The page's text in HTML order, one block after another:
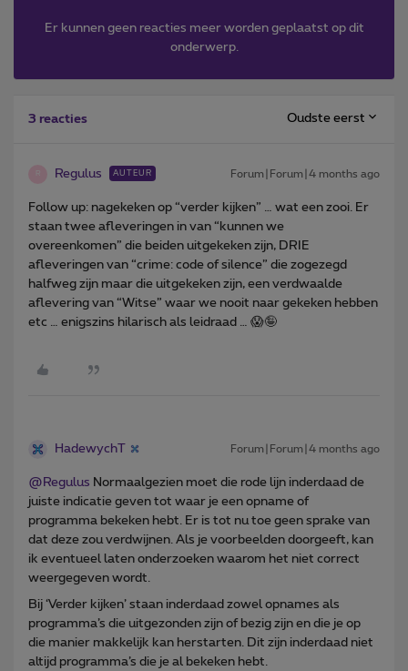
Er kunnen geen reacties meer worden geplaatst op dit
onderwerp.
3 reacties Oudste eerst
Regulus AUTEUR Forum|Forum|4 months ago
Follow up: nagekeken op “verder kijken” … wat een zooi. Er
staan twee afleveringen in van “kunnen we
overeenkomen” die beiden uitgekeken zijn, DRIE
afleveringen van “crime: code of silence” die zogezegd
halfweg zijn maar die uitgekeken zijn, een verdwaalde
aflevering van “Witse” waar we nooit naar gekeken hebben
etc … enigszins hilarisch als leidraad … 😱🤪
HadewychT Forum|Forum|4 months ago
@Regulus Normaalgezien moet die rode lijn inderdaad de
juiste indicatie geven tot waar je een opname of
programma bekeken hebt. Er is tot nu toe geen sprake van
dat deze zou verdwijnen. Als je voorbeelden doorgeeft, kan
ik eventueel laten onderzoeken waarom het niet correct
weergegeven wordt.
Bij ‘Verder kijken’ staan inderdaad zowel opnames als
programma’s die uitgezonden zijn of bezig zijn en die je op
die manier makkelijk kan herstarten. Dit zijn inderdaad niet
altijd programma’s die je al bekeken hebt.